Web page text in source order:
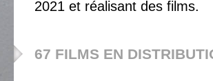
2021 et réalisant des films.
67 FILMS EN